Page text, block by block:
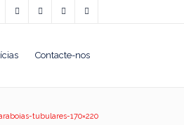
Contacte-nos
tubulares-170×220